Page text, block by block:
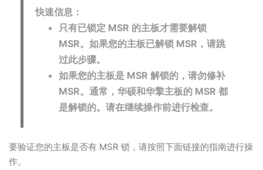
快速信息：
只有已锁定 MSR 的主板才需要解锁
MSR。如果您的主板已解锁 MSR，请跳
过此步骤。
如果您的主板是 MSR 解锁的，请勿修补
MSR。通常，华硕和华擎主板的 MSR 都
是解锁的。请在继续操作前进行检查。
要验证您的主板是否有 MSR 锁，请按照下面链接的指南进行操
作。